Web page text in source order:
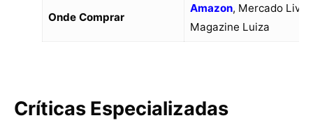
Onde Comprar
Amazon, Mercado Livre,
Magazine Luiza
Críticas Especializadas